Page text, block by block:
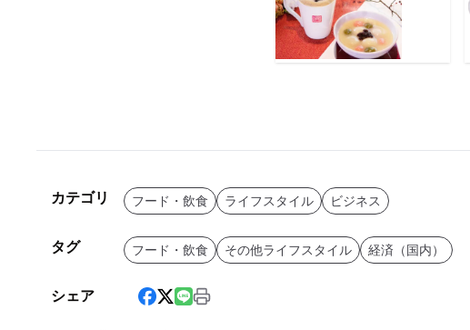
カテゴリ フード・飲食 ライフスタイル ビジネス
タグ フード・飲食 その他ライフスタイル 経済（国内）
シェア